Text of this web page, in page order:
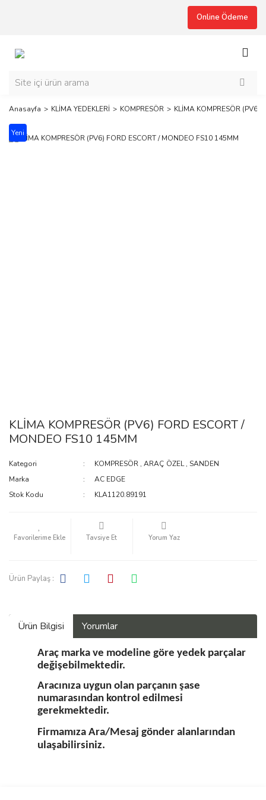
Online Ödeme
Anasayfa KLİMA YEDEKLERİ KOMPRESÖR KLİMA KOMPRESÖR (PV6)
Yeni
KLİMA KOMPRESÖR (PV6) FORD ESCORT /
MONDEO FS10 145MM
Kategori KOMPRESÖR ,ARAÇ ÖZEL,SANDEN
Marka
AC EDGE
Stok Kodu
KLA1120.89191
Tavsiye Et Yorum Yaz
Ürün Paylaş :
Ürün Bilgisi Yorumlar
Araç marka ve modeline göre yedek parçalar
değişebilmektedir.
Aracınıza uygun olan parçanın şase
numarasından kontrol edilmesi
gerekmektedir.
Firmamıza Ara/Mesaj gönder alanlarından
ulaşabilirsiniz.